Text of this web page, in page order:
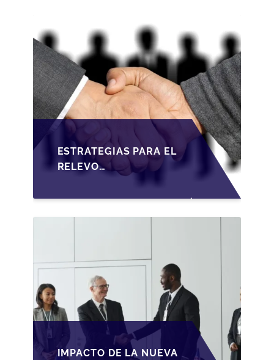
ESTRATEGIAS PARA EL
RELEVO
GENERACIONAL EN
PYMES ESPAÑOLAS
IMPACTO DE LA NUEVA